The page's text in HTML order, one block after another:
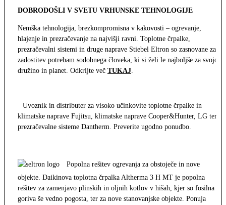
DOBRODOŠLI V SVETU VRHUNSKE TEHNOLOGIJE
Nemška tehnologija, brezkompromisna v kakovosti – ogrevanje,
hlajenje in prezračevanje na najvišji ravni. Toplotne črpalke,
prezračevalni sistemi in druge naprave Stiebel Eltron so zasnovane za
zadostitev potrebam sodobnega človeka, ki si želi le najboljše za svojo
družino in planet. Odkrijte več TUKAJ.
Uvoznik in distributer za visoko učinkovite toplotne črpalke in
klimatske naprave Fujitsu, klimatske naprave Cooper&Hunter, LG ter
prezračevalne sisteme Dantherm. Preverite ugodno ponudbo.
Popolna rešitev ogrevanja za obstoječe in nove
objekte. Daikinova toplotna črpalka Altherma 3 H MT je popolna
rešitev za zamenjavo plinskih in oljnih kotlov v hišah, kjer so fosilna
goriva še vedno pogosta, ter za nove stanovanjske objekte. Ponuja